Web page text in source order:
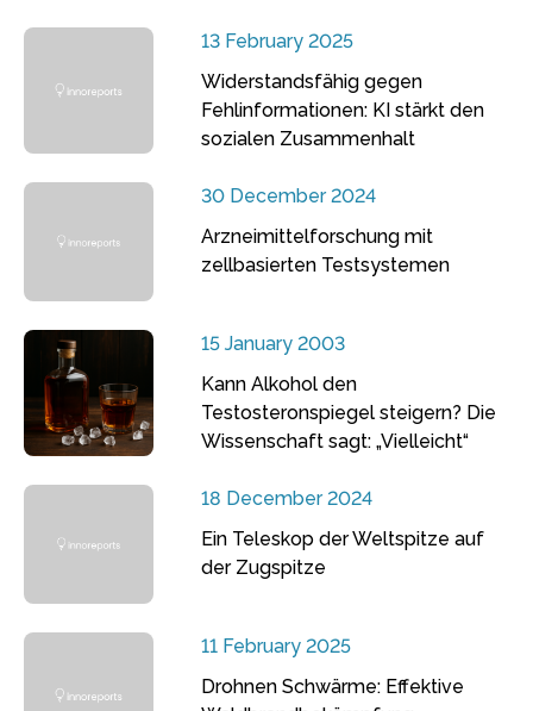
13 February 2025
Widerstandsfähig gegen
Fehlinformationen: KI stärkt den
sozialen Zusammenhalt
30 December 2024
Arzneimittelforschung mit
zellbasierten Testsystemen
15 January 2003
Kann Alkohol den
Testosteronspiegel steigern? Die
Wissenschaft sagt: „Vielleicht“
18 December 2024
Ein Teleskop der Weltspitze auf
der Zugspitze
11 February 2025
Drohnen Schwärme: Effektive